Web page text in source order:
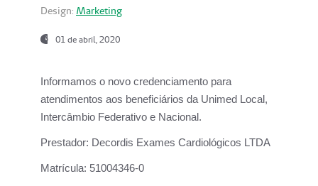
Design: Marketing
01 de abril, 2020
Informamos o novo credenciamento para
atendimentos aos beneficiários da Unimed Local,
Intercâmbio Federativo e Nacional.
Prestador: Decordis Exames Cardiológicos LTDA
Matrícula: 51004346-0